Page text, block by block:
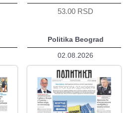
53.00 RSD
Politika Beograd
02.08.2026